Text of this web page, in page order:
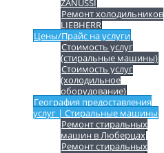
ZANUSSI
Ремонт холодильников
LIEBHERR
Цены/Прайс на услуги
Стоимость услуг
(стиральные машины)
Стоимость услуг
(холодильное
оборудование)
География предоставления
услуг | Стиральные машины
Ремонт стиральных
машин в Люберцах
Ремонт стиральных